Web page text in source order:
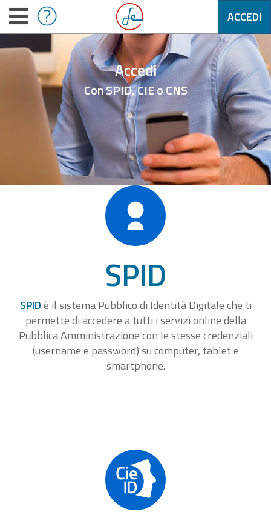
ACCEDI
Accedi
Con SPID, CIE o CNS
SPID
SPIDè il sistema Pubblico di Identità Digitale che ti
permette di accedere a tutti i servizi online della
Pubblica Amministrazione con le stesse credenziali
(username e password) su computer, tablet e
smartphone.